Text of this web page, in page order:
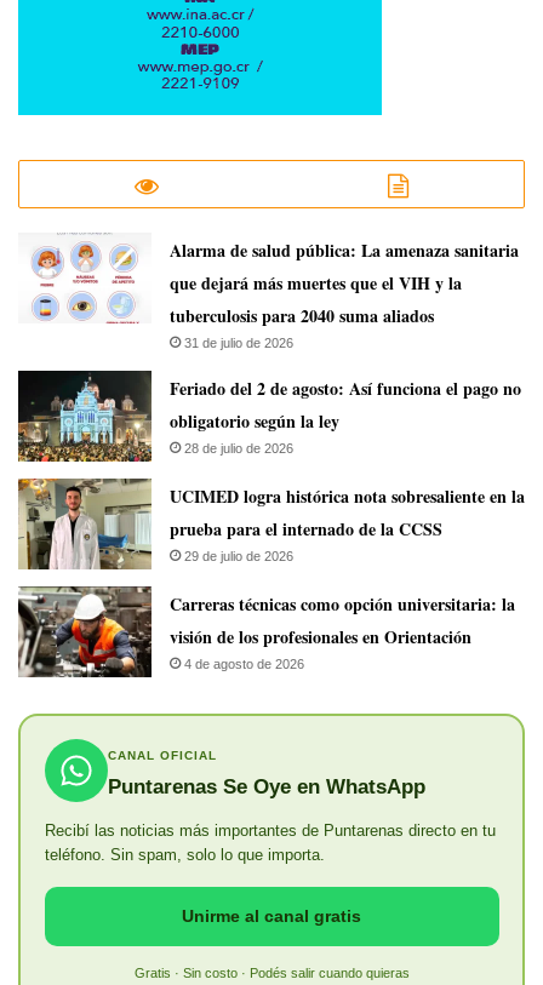
​Alarma de salud pública: La amenaza sanitaria
que dejará más muertes que el VIH y la
tuberculosis para 2040 suma aliados
31 de julio de 2026
Feriado del 2 de agosto: Así funciona el pago no
obligatorio según la ley
28 de julio de 2026
UCIMED logra histórica nota sobresaliente en la
prueba para el internado de la CCSS
29 de julio de 2026
Carreras técnicas como opción universitaria: la
visión de los profesionales en Orientación
4 de agosto de 2026
CANAL OFICIAL
Puntarenas Se Oye en WhatsApp
Recibí las noticias más importantes de Puntarenas directo en tu
teléfono. Sin spam, solo lo que importa.
Unirme al canal gratis
Gratis · Sin costo · Podés salir cuando quieras